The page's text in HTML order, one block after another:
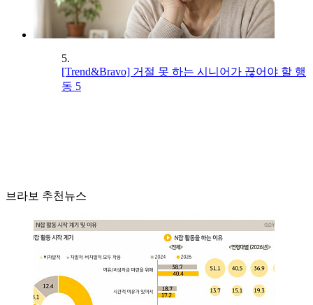
5.
[Trend&Bravo] 거절 못 하는 시니어가 끊어야 할 행
동 5
브라보 추천뉴스